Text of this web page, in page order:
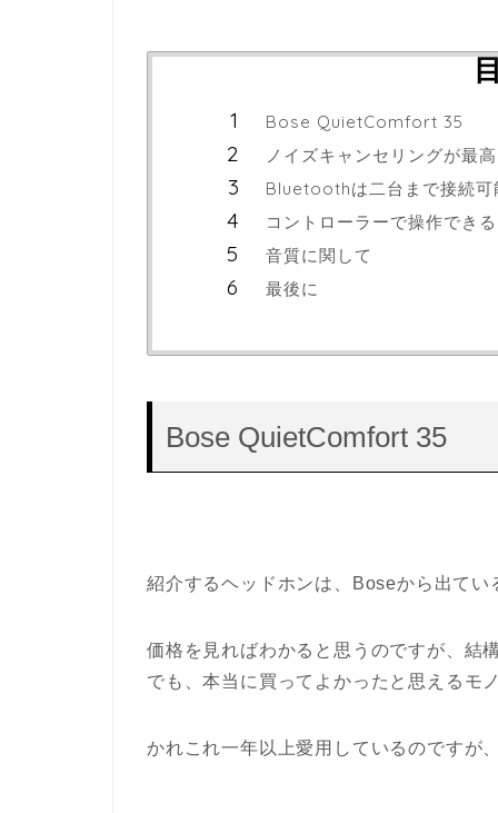
Bose QuietComfort 35
ノイズキャンセリングが最高
Bluetoothは二台まで接続可
コントローラーで操作できる
音質に関して
最後に
Bose QuietComfort 35
紹介するヘッドホンは、Boseから出てい
価格を見ればわかると思うのですが、結
でも、本当に買ってよかったと思えるモ
かれこれ一年以上愛用しているのですが